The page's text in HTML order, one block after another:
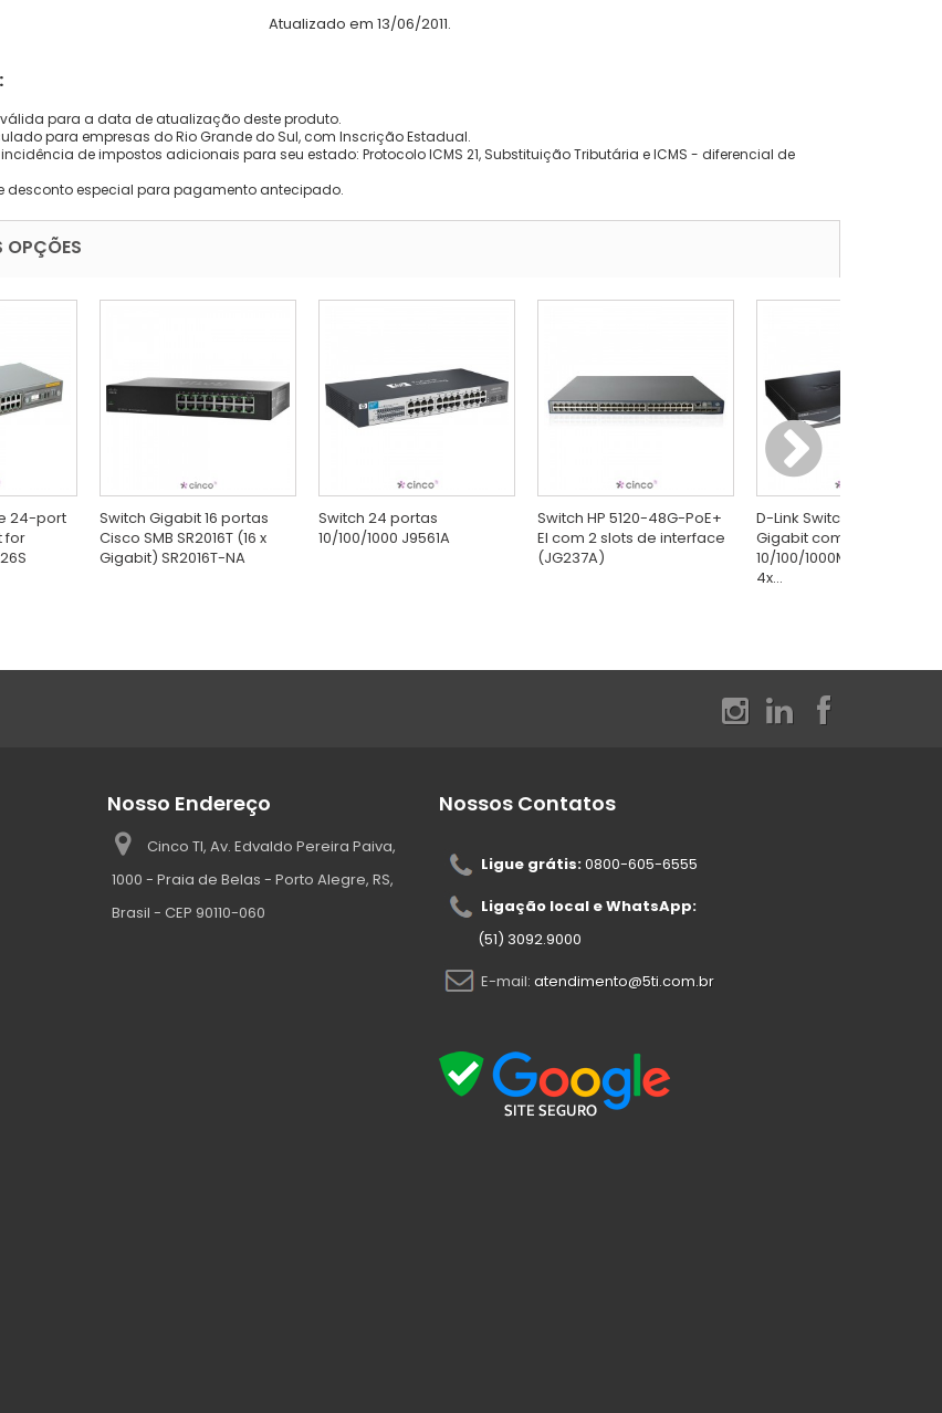
Atualizado em 13/06/2011.
para a data de atualização deste produto.
para empresas do Rio Grande do Sul, com Inscrição Estadual.
de impostos adicionais para seu estado: Protocolo ICMS 21, Substituição Tributária e ICMS - diferencial de
desconto especial para pagamento antecipado.
OPÇÕES
24-port
for
Switch Gigabit 16 portas
Cisco SMB SR2016T (16 x
Gigabit) SR2016T-NA
Switch 24 portas
10/100/1000 J9561A
Switch HP 5120-48G-PoE+
EI com 2 slots de interface
(JG237A)
D-Link Switch Gerenciável
Gigabit com 24x
10/100/1000Mbps RJ45 +
4x...
Nosso Endereço
Cinco TI, Av. Edvaldo Pereira Paiva,
1000 - Praia de Belas - Porto Alegre, RS,
Brasil - CEP 90110-060
Nossos Contatos
Ligue grátis:0800-605-6555
Ligação local e WhatsApp:
(51) 3092.9000
E-mail: atendimento@5ti.com.br